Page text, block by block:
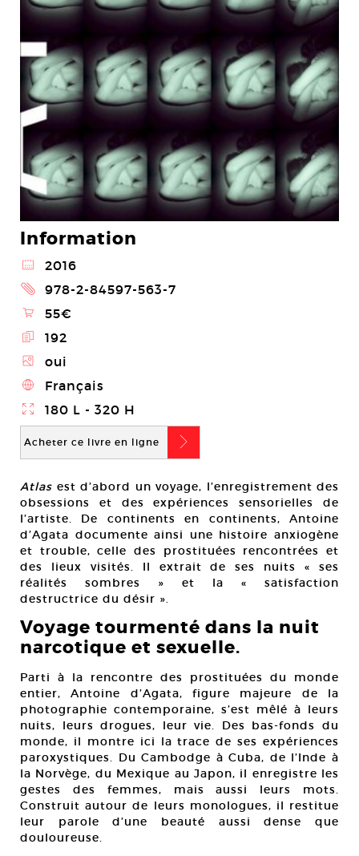
Information
@ 2016
2 978-2-84597-563-7
\ 55€
E 192
Z oui
4 Français
} 180 L - 320 H
Acheter ce livre en ligne b
Atlas est d’abord un voyage, l’enregistrement des
obsessions et des expériences sensorielles de
l’artiste. De continents en continents, Antoine
d’Agata documente ainsi une histoire anxiogène
et trouble, celle des prostituées rencontrées et
des lieux visités. Il extrait de ses nuits « ses
réalités sombres » et la « satisfaction
destructrice du désir ».
Voyage tourmenté dans la nuit
narcotique et sexuelle.
Parti à la rencontre des prostituées du monde
entier, Antoine d’Agata, figure majeure de la
photographie contemporaine, s’est mêlé à leurs
nuits, leurs drogues, leur vie. Des bas-fonds du
monde, il montre ici la trace de ses expériences
paroxystiques. Du Cambodge à Cuba, de l’Inde à
la Norvège, du Mexique au Japon, il enregistre les
gestes des femmes, mais aussi leurs mots.
Construit autour de leurs monologues, il restitue
leur parole d’une beauté aussi dense que
douloureuse.